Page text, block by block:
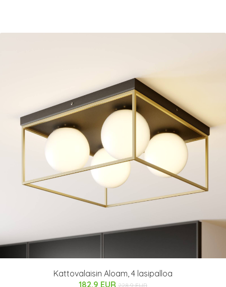
Kattovalaisin Aloam, 4 lasipalloa
182.9 EUR 228.9 EUR